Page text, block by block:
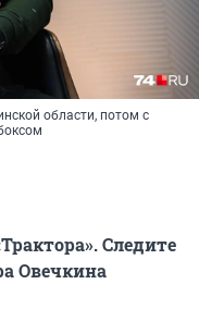
области, потом с
Следите
Овечкина